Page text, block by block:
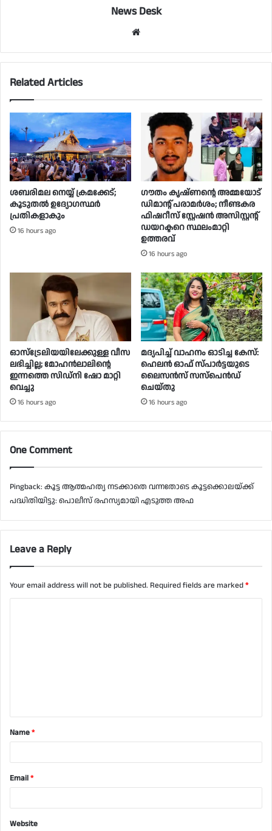
News Desk
Related Articles
ശബരിമല നെയ്യ് ക്രമക്കേട്;
കൂടുതൽ ഉദ്യോഗസ്ഥർ
പ്രതികളാകും
16 hours ago
ഗൗതം കൃഷ്ണൻ്റെ അമ്മയോട്
ഡിമാന്റ് പരാമർ‌ശം; നീണ്ടകര
ഫിഷറീസ് സ്റ്റേഷൻ അസിസ്റ്റന്റ്
ഡയറക്ടറെ സ്ഥലംമാറ്റി
ഉത്തരവ്
16 hours ago
ഓസ്‌ട്രേലിയയിലേക്കുള്ള വീസ
ലഭിച്ചില്ല; മോഹൻലാലിൻ്റെ
ഇന്നത്തെ സിഡ്നി ഷോ മാറ്റി
വെച്ചു
16 hours ago
മദ്യപിച്ച് വാഹനം ഓടിച്ച കേസ്:
ഹെലന്‍ ഓഫ് സ്പാര്‍ട്ടയുടെ
ലൈസന്‍സ് സസ്‌പെന്‍ഡ്
ചെയ്തു
16 hours ago
One Comment
Pingback: കൂട്ട ആത്മഹത്യ നടക്കാതെ വന്നതോടെ കൂട്ടക്കൊലയ്ക്ക്
പദ്ധിതിയിട്ടു: പൊലീസ് രഹസ്യമായി എടുത്ത അഫ
Leave a Reply
Your email address will not be published. Required fields are marked*
t
*Name*
Email*
Website